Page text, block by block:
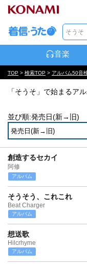
音楽
TOP > 検索TOP > アルバム50音
「そうそ」で始まるア
並び順:発売日(新→旧)
創造するセカイ
阿修
アルバム
そうそう、これこれ
Beat Charger
アルバム
想送歌
Hilcrhyme
アルバム